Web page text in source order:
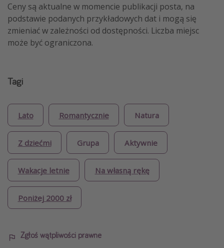
Ceny są aktualne w momencie publikacji posta, na
podstawie podanych przykładowych dat i mogą się
zmieniać w zależności od dostępności. Liczba miejsc
może być ograniczona.
Tagi
Lato Romantycznie Natura
Z dziećmi Grupa Aktywnie
Wakacje letnie Na własną rękę
Poniżej 2000 zł
Zgłoś wątpliwości prawne